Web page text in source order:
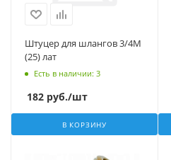
Штуцер для шлангов 3/4М
(25) лат
Есть в наличии: 3
182 руб./шт
В КОРЗИНУ